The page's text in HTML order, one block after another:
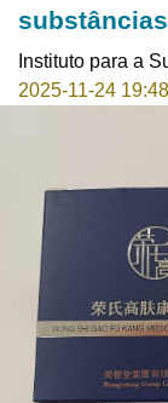
Instituto para a
2025-11-24 19:48